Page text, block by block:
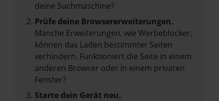
deine Suchmaschine?
Prüfe deine Browsererweiterungen.
Manche Erweiterungen, wie Werbeblocker,
können das Laden bestimmter Seiten
verhindern. Funktioniert die Seite in einem
anderen Browser oder in einem privaten
Fenster?
Starte dein Gerät neu.